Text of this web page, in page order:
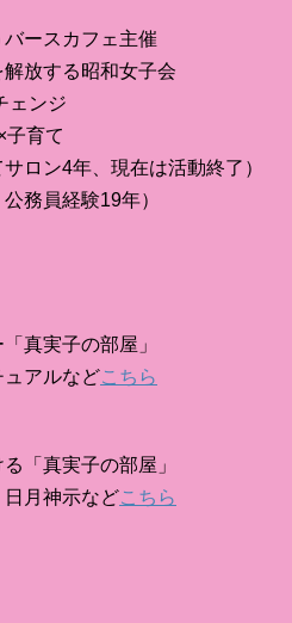
バースカフェ主催
解放する昭和女子会
ェンジ
子育て
ロン4年、現在は活動終了）
務員経験19年）
真実子の部屋」
アルなどこちら
「真実子の部屋」
月神示などこちら